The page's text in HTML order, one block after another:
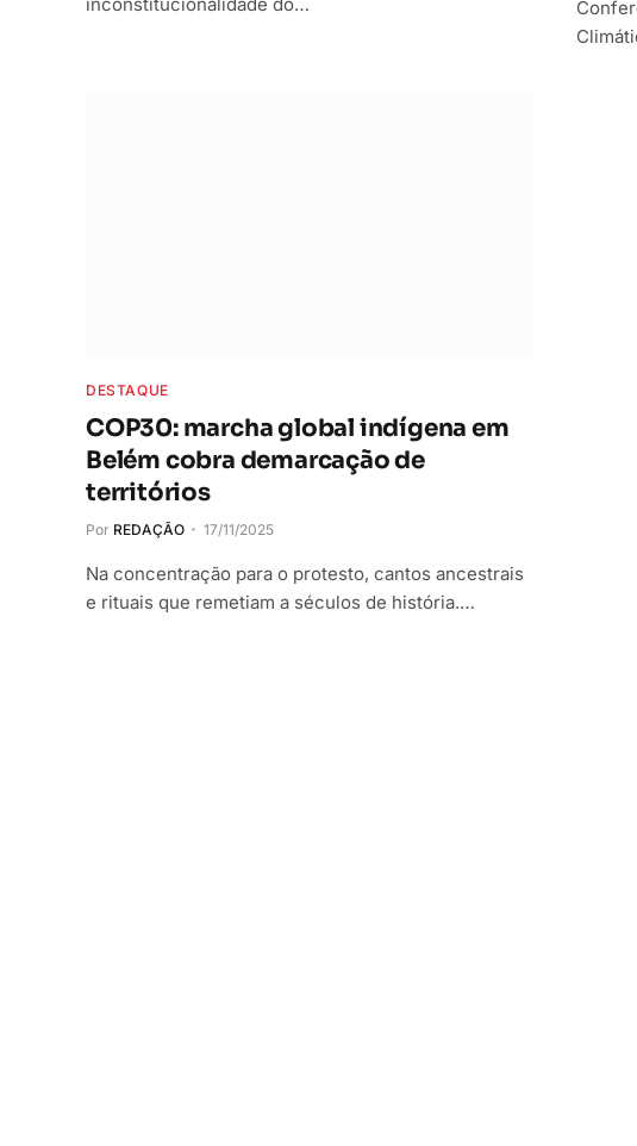
DESTAQUE
COP30: marcha global indígena em
Belém cobra demarcação de
territórios
Por REDAÇÃO 17/11/2025
Na concentração para o protesto, cantos ancestrais
e rituais que remetiam a séculos de história.…